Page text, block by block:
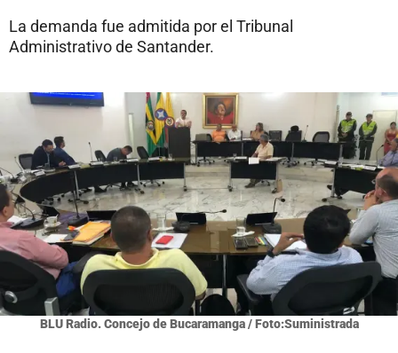
La demanda fue admitida por el Tribunal
Administrativo de Santander.
BLU Radio. Concejo de Bucaramanga / Foto:Suministrada